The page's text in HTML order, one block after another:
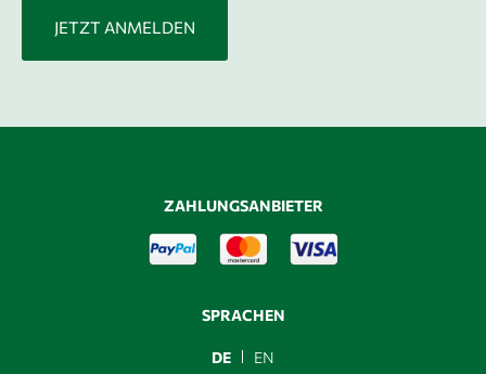
ZAHLUNGSANBIETER
SPRACHEN
DE EN